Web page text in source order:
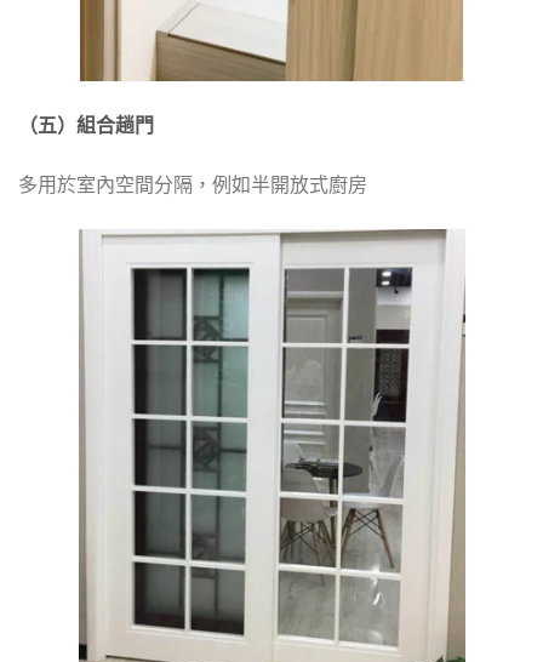
（五）組合趟門
多用於室內空間分隔，例如半開放式廚房